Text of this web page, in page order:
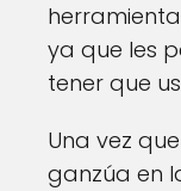
ya que les
tener que
Una vez
ganzúa en